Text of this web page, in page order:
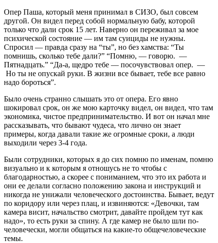
Опер Паша, который меня принимал в СИЗО, был совсем
другой. Он видел перед собой нормальную бабу, которой
только что дали срок 15 лет. Наверно он переживал за мое
психической состояние — им там суициды не нужны.
Спросил — правда сразу на “ты”, но без хамства: “Ты
помнишь, сколько тебе дали?” “Помню, — говорю. —
Пятнадцать.” “Да-а, щедро тебе — посочувствовал опер. —
Но ты не опускай руки. В жизни все бывает, тебе все равно
надо бороться”.
Было очень странно слышать это от опера. Его явно
шокировал срок, он же мою карточку видел, он видел, что там
экономика, чистое предпринимательство. И вот он начал мне
рассказывать, что бывают чудеса, что лично он знает
примеры, когда давали такие же огромные сроки, а люди
выходили через 3-4 года.
Были сотрудники, которых я до сих помню по именам, помню
визуально и к которым я отношусь не то чтобы с
благодарностью, а скорее с пониманием, что это их работа и
они ее делали согласно положению закона и инструкций и
никогда не унижали человеческого достоинства. Бывает, ведут
по коридору или через плац, и извиняются: «Девочки, там
камера висит, начальство смотрит, давайте пройдем тут как
надо», то есть руки за спину. А где камер не было шли по-
человечески, могли общаться на какие-то общечеловеческие
темы.